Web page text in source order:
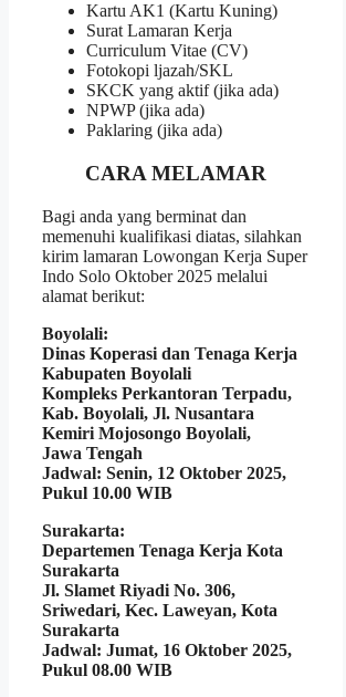
Kartu AK1 (Kartu Kuning)
Surat Lamaran Kerja
Curriculum Vitae (CV)
Fotokopi ljazah/SKL
SKCK yang aktif (jika ada)
NPWP (jika ada)
Paklaring (jika ada)
CARA MELAMAR
Bagi anda yang berminat dan
memenuhi kualifikasi diatas, silahkan
kirim lamaran Lowongan Kerja Super
Indo Solo Oktober 2025 melalui
alamat berikut:
Boyolali:
Dinas Koperasi dan Tenaga Kerja
Kabupaten Boyolali
Kompleks Perkantoran Terpadu,
Kab. Boyolali, Jl. Nusantara
Kemiri Mojosongo Boyolali,
Jawa Tengah
Jadwal: Senin, 12 Oktober 2025,
Pukul 10.00 WIB
Surakarta:
Departemen Tenaga Kerja Kota
Surakarta
Jl. Slamet Riyadi No. 306,
Sriwedari, Kec. Laweyan, Kota
Surakarta
Jadwal: Jumat, 16 Oktober 2025,
Pukul 08.00 WIB